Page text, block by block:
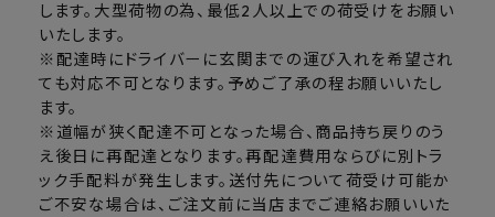
します。大型荷物の為、最低2人以上での荷受けをお願い
いたします。
※配達時にドライバーに玄関までの運び入れを希望され
ても対応不可となります。予めご了承の程お願いいたし
ます。
※道幅が狭く配達不可となった場合、商品持ち戻りのう
え後日に再配達となります。再配達費用ならびに別トラ
ック手配料が発生します。送付先について荷受け可能か
ご不安な場合は、ご注文前に当店までご連絡お願いいた